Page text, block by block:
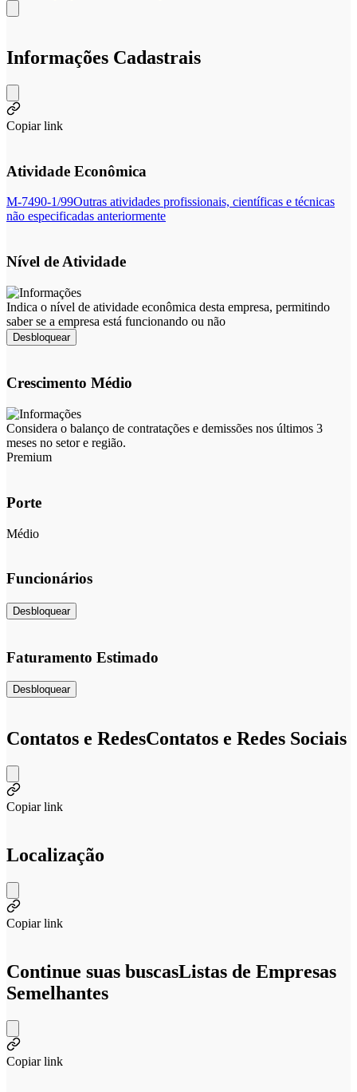
Informações Cadastrais
Copiar link
Atividade Econômica
M-7490-1/99Outras atividades profissionais, científicas e técnicas
não especificadas anteriormente
Nível de Atividade
Indica o nível de atividade econômica desta empresa, permitindo
saber se a empresa está funcionando ou não
Desbloquear
Crescimento Médio
Considera o balanço de contratações e demissões nos últimos 3
meses no setor e região.
Premium
Porte
Médio
Funcionários
Desbloquear
Faturamento Estimado
Desbloquear
Contatos e RedesContatos e Redes Sociais
Copiar link
Localização
Copiar link
Continue suas buscasListas de Empresas
Semelhantes
Copiar link